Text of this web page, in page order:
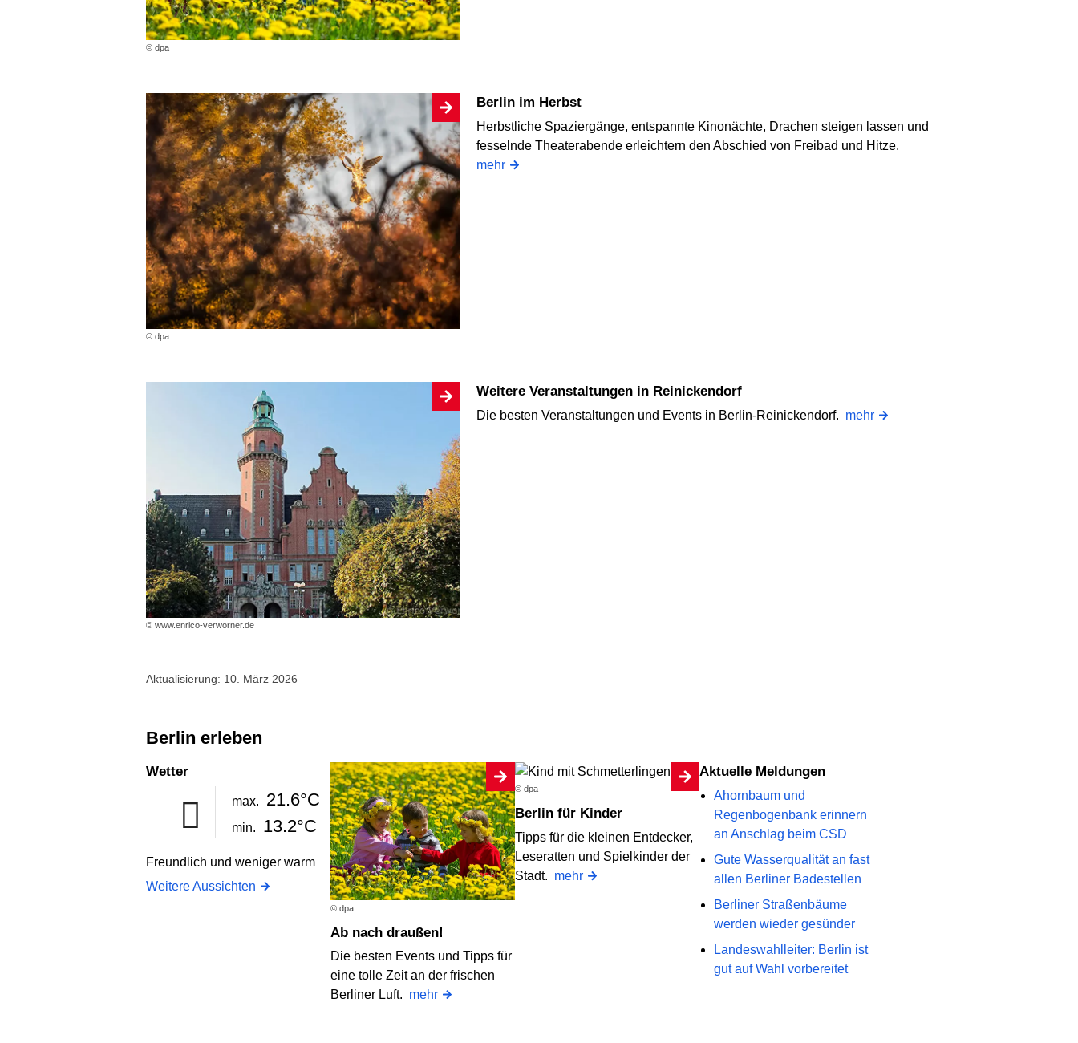
© dpa
© dpa
Berlin im Herbst
Herbstliche Spaziergänge, entspannte Kinonächte, Drachen steigen lassen und
fesselnde Theaterabende erleichtern den Abschied von Freibad und Hitze.
mehr
© www.enrico-verworner.de
Weitere Veranstaltungen in Reinickendorf
Die besten Veranstaltungen und Events in Berlin-Reinickendorf. mehr
Aktualisierung: 10. März 2026
Berlin erleben
Wetter
max. 21.6°C
min. 13.2°C
Freundlich und weniger warm
Weitere Aussichten
© dpa
Ab nach draußen!
Die besten Events und Tipps für
eine tolle Zeit an der frischen
Berliner Luft. mehr
© dpa
Berlin für Kinder
Tipps für die kleinen Entdecker,
Leseratten und Spielkinder der
Stadt. mehr
Aktuelle Meldungen
Ahornbaum und
Regenbogenbank erinnern
an Anschlag beim CSD
Gute Wasserqualität an fast
allen Berliner Badestellen
Berliner Straßenbäume
werden wieder gesünder
Landeswahlleiter: Berlin ist
gut auf Wahl vorbereitet